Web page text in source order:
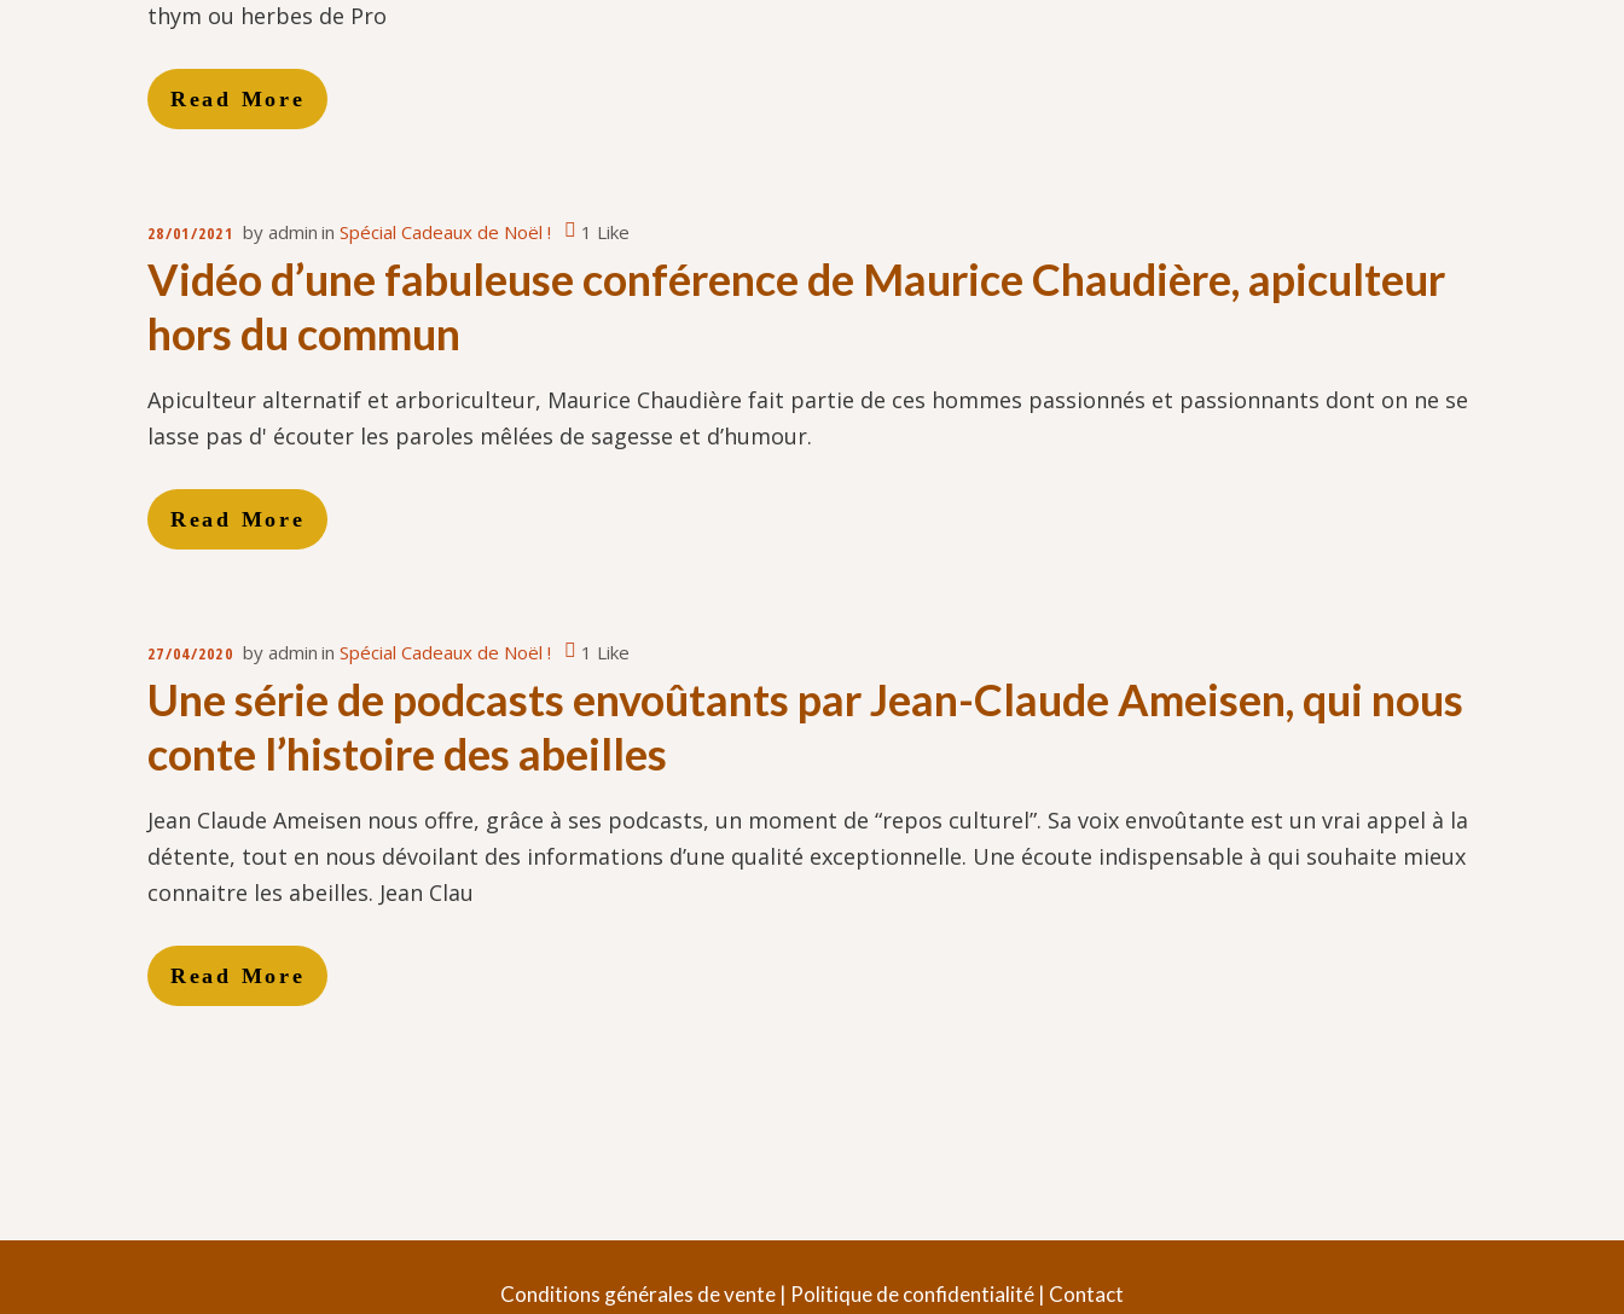
thym ou herbes de Pro
Read More
28/01/2021 by admin in Spécial Cadeaux de Noël ! 1 Like
Vidéo d’une fabuleuse conférence de Maurice Chaudière, apiculteur
hors du commun
Apiculteur alternatif et arboriculteur, Maurice Chaudière fait partie de ces hommes passionnés et passionnants dont on ne se
lasse pas d' écouter les paroles mêlées de sagesse et d’humour.
Read More
27/04/2020 by admin in Spécial Cadeaux de Noël ! 1 Like
Une série de podcasts envoûtants par Jean-Claude Ameisen, qui nous
conte l’histoire des abeilles
Jean Claude Ameisen nous offre, grâce à ses podcasts, un moment de “repos culturel”. Sa voix envoûtante est un vrai appel à la
détente, tout en nous dévoilant des informations d’une qualité exceptionnelle. Une écoute indispensable à qui souhaite mieux
connaitre les abeilles. Jean Clau
Read More
Conditions générales de vente | Politique de confidentialité | Contact